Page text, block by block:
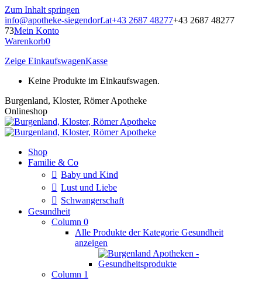
Zum Inhalt springen
info@apotheke-siegendorf.at+43 2687 48277+43 2687 48277
73Mein Konto
Warenkorb0
Zeige EinkaufswagenKasse
Keine Produkte im Einkaufswagen.
Burgenland, Kloster, Römer Apotheke
Onlineshop
Shop
Familie & Co
Baby und Kind
Lust und Liebe
Schwangerschaft
Gesundheit
Column 0
Alle Produkte der Kategorie Gesundheit
anzeigen
Column 1